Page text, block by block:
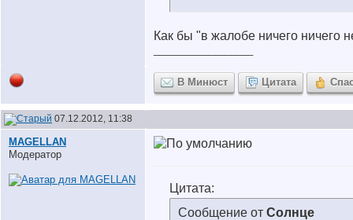
Как бы "в жалобе ничего ничего
В Минюст Цитата
07.12.2012, 11:38
MAGELLAN
Модератор
Цитата:
Сообщение от Солнце